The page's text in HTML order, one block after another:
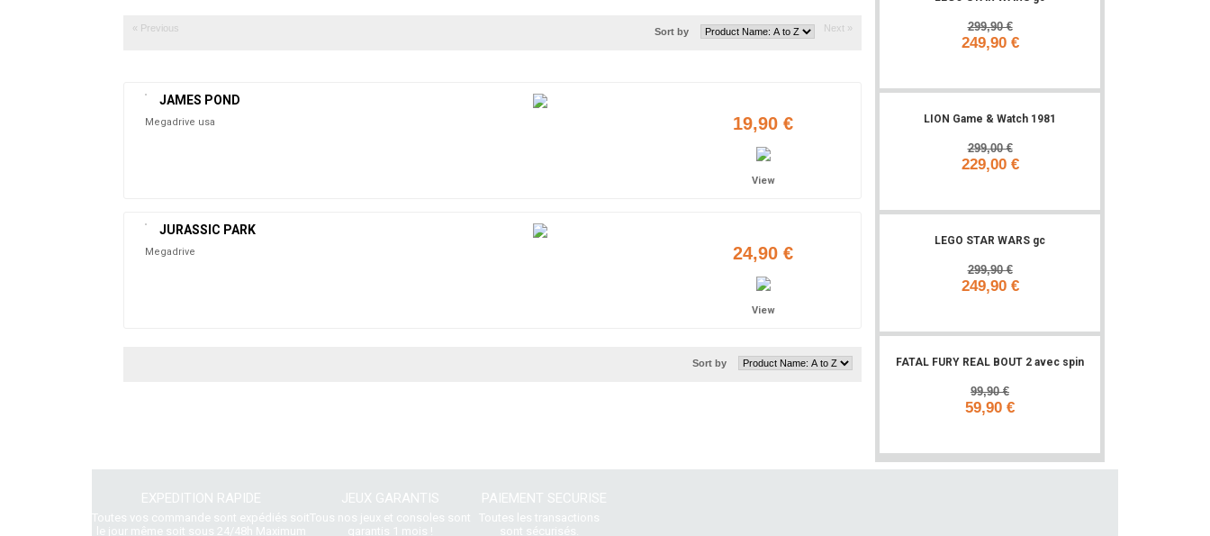
« Previous Next »
Sort by
JAMES POND
Megadrive usa 19,90 €
View
JURASSIC PARK
Megadrive 24,90 €
View
Sort by
299,90 €
249,90 €
LION Game & Watch 1981
299,00 €
229,00 €
LEGO STAR WARS gc
299,90 €
249,90 €
FATAL FURY REAL BOUT 2 avec spin
99,90 €
59,90 €
EXPEDITION RAPIDE
Toutes vos commande sont expédiés soit
le jour même soit sous 24/48h Maximum
JEUX GARANTIS
Tous nos jeux et consoles sont
garantis 1 mois !
PAIEMENT SECURISE
Toutes les transactions
sont sécurisés.